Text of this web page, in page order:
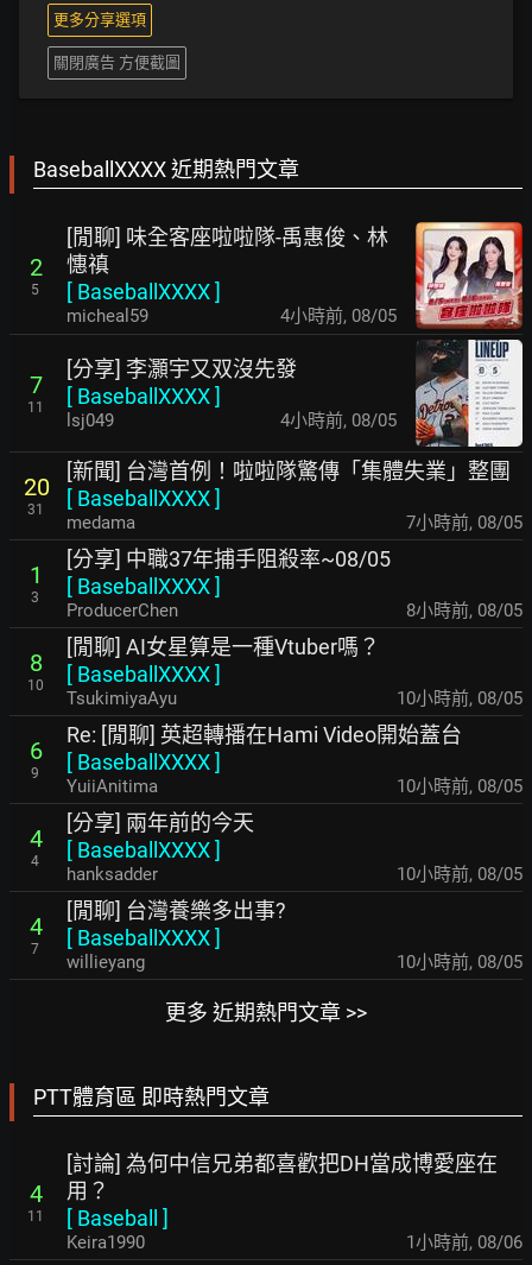
更多分享選項
關閉廣告 方便截圖
BaseballXXXX 近期熱門文章
2
5
[閒聊] 味全客座啦啦隊-禹惠俊、林
憓禛
[ BaseballXXXX]
micheal59 4小時前, 08/05
7
11
[分享] 李灝宇又双沒先發
[ BaseballXXXX]
lsj049 4小時前, 08/05
20
31
[新聞] 台灣首例！啦啦隊驚傳「集體失業」整團
[ BaseballXXXX]
medama 7小時前, 08/05
1
3
[分享] 中職37年捕手阻殺率~08/05
[ BaseballXXXX]
ProducerChen 8小時前, 08/05
8
10
[閒聊] AI女星算是一種Vtuber嗎？
[ BaseballXXXX]
TsukimiyaAyu 10小時前, 08/05
6
9
Re: [閒聊] 英超轉播在Hami Video開始蓋台
[ BaseballXXXX]
YuiiAnitima 10小時前, 08/05
4
4
[分享] 兩年前的今天
[ BaseballXXXX]
hanksadder 10小時前, 08/05
4
7
[閒聊] 台灣養樂多出事?
[ BaseballXXXX]
willieyang 10小時前, 08/05
更多 近期熱門文章 >>
PTT體育區 即時熱門文章
4
11
[討論] 為何中信兄弟都喜歡把DH當成博愛座在
用？
[ Baseball ]
Keira1990 1小時前, 08/06